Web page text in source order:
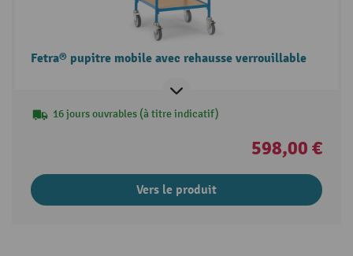
Fetra® pupitre mobile avec rehausse verrouillable
16 jours ouvrables (à titre indicatif)
598,00 €
Vers le produit